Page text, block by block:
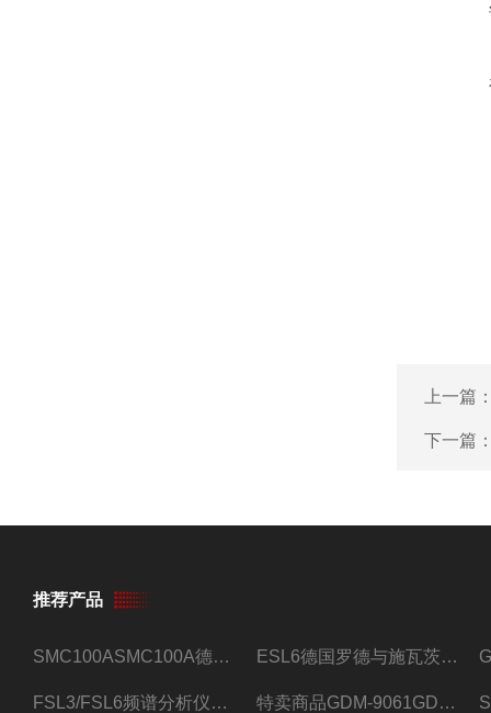
上一篇
下一篇
推荐产品
SMC100ASMC100A德国罗德与施瓦茨射频信号源 ESL6德国罗德与施瓦茨预认证EMI接收机
FSL3/FSL6频谱分析仪FSL3/FSL6罗德与施瓦茨 特卖商品GDM-9061GDM-9061台式万用表